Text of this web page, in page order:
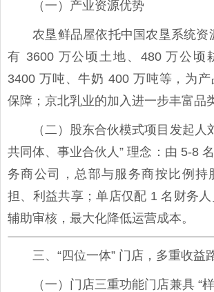
（一）产业资源优势
农垦鲜品屋依托中国农垦系统资
有 3600 万公顷土地、480 万公顷
3400 万吨、牛奶 400 万吨等，为
保障；京北乳业的加入进一步丰富品
（二）股东合伙模式项目发起人
共同体、事业合伙人” 理念：由 5-8
务商公司，总部与服务商按比例持
担、利益共享；单店仅配 1 名财务
辅助审核，最大化降低运营成本。
三、“四位一体” 门店，多重收益
（一）门店三重功能门店兼具 “